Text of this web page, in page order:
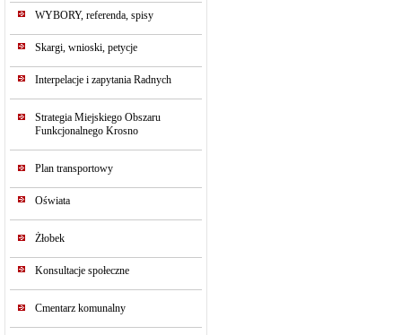
WYBORY, referenda, spisy
Skargi, wnioski, petycje
Interpelacje i zapytania Radnych
Strategia Miejskiego Obszaru
Funkcjonalnego Krosno
Plan transportowy
Oświata
Żłobek
Konsultacje społeczne
Cmentarz komunalny